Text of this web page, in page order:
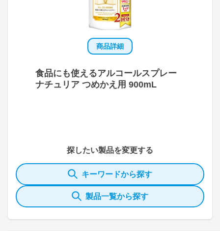
商品詳細
食品にも使えるアルコールスプレー
ナチュリア つめかえ用 900mL
探したい製品を変更する
キーワードから探す
製品一覧から探す